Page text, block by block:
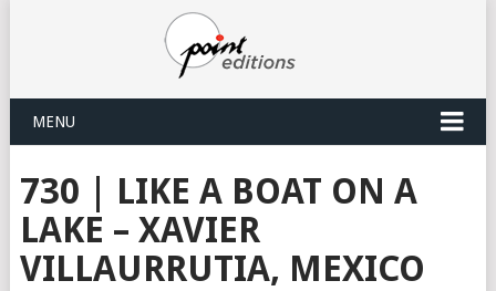
MENU
730 | LIKE A BOAT ON A
LAKE – XAVIER
VILLAURRUTIA, MEXICO